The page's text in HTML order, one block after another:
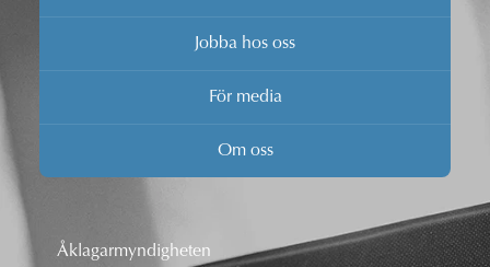
Jobba hos oss
För media
Om oss
Åklagarmyndigheten